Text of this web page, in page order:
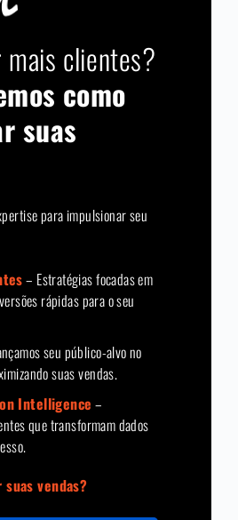
mais clientes?
como
suas
para impulsionar seu
– Estratégias focadas em
rápidas para o seu
seu público-alvo no
suas vendas.
Intelligence –
que transformam dados
suas vendas?